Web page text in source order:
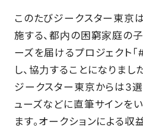
CSR
SCHOOL
PARTNERS
このたびジークスター東京
施する、都内の困窮家庭の
ーズを届けるプロジェクト
し、協力することになりました
ジークスター東京からは3
ューズなどに直筆サインを
ます。オークションによる